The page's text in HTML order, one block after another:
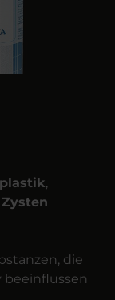
,
Zysten
die
beeinflussen